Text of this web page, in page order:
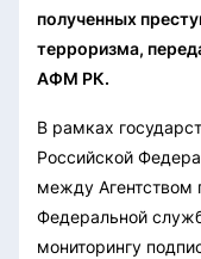
полученных
терроризма,
АФМ РК.
В рамках
Российской
между Агентством
Федеральной
мониторингу